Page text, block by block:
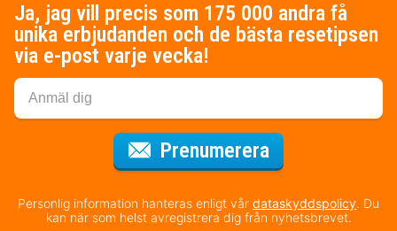
Ja, jag vill precis som 175 000 andra få
unika erbjudanden och de bästa resetipsen
via e-post varje vecka!
Prenumerera
Personlig information hanteras enligt vår dataskyddspolicy. Du
kan när som helst avregistrera dig från nyhetsbrevet.